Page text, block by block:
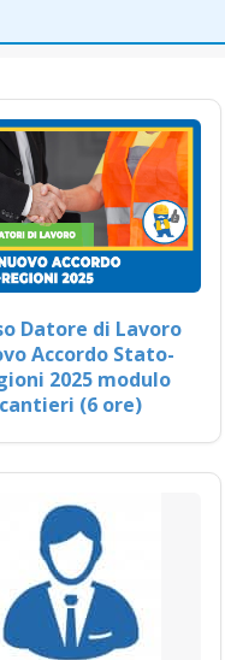
Datore di Lavoro
Accordo Stato-
2025 modulo
cantieri (6 ore)